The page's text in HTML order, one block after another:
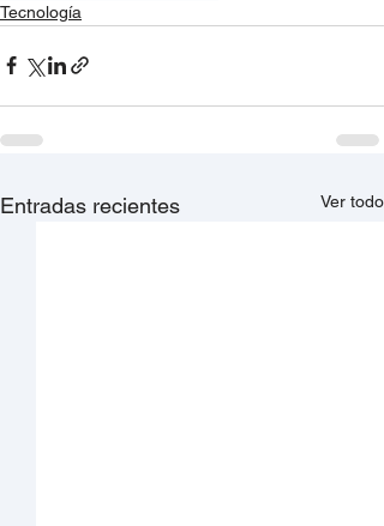
Tecnología
Entradas recientes Ver todo